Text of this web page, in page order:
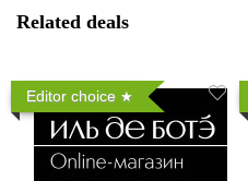
Related deals
Editor choice